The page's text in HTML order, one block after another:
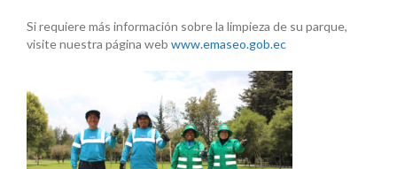
Si requiere más información sobre la limpieza de su parque,
visite nuestra página web www.emaseo.gob.ec